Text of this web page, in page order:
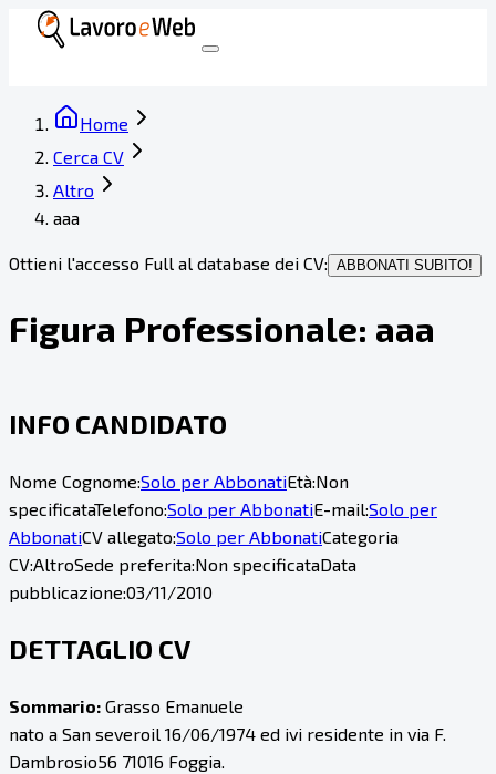
Home
Cerca CV
Altro
aaa
Ottieni l'accesso Full al database dei CV: ABBONATI SUBITO!
Figura Professionale: aaa
INFO CANDIDATO
Nome Cognome:Solo per AbbonatiEtà:Non
specificataTelefono:Solo per AbbonatiE-mail:Solo per
AbbonatiCV allegato:Solo per AbbonatiCategoria
CV:AltroSede preferita:Non specificataData
pubblicazione:03/11/2010
DETTAGLIO CV
Sommario: Grasso Emanuele
nato a San severoil 16/06/1974 ed ivi residente in via F.
Dambrosio56 71016 Foggia.